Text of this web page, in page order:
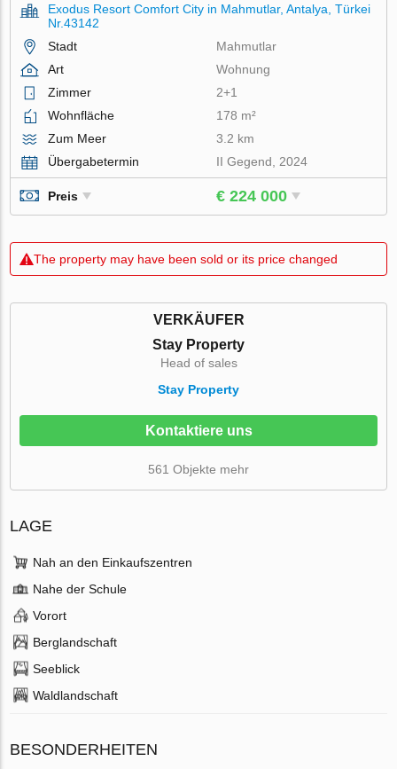
Exodus Resort Comfort City in Mahmutlar, Antalya, Türkei
Nr.43142
Stadt
Mahmutlar
Art
Wohnung
Zimmer
2+1
Wohnfläche
178 m²
Zum Meer
3.2 km
Übergabetermin
II Gegend, 2024
Preis € 224 000
The property may have been sold or its price changed
VERKÄUFER
Stay Property
Head of sales
Stay Property
Kontaktiere uns
561 Objekte mehr
LAGE
Nah an den Einkaufszentren
Nahe der Schule
Vorort
Berglandschaft
Seeblick
Waldlandschaft
BESONDERHEITEN